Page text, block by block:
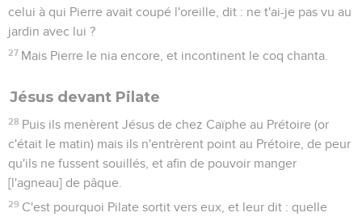
celui à qui Pierre avait coupé l'oreille, dit : ne t'ai-je pas vu au
jardin avec lui ?
27 Mais Pierre le nia encore, et incontinent le coq chanta.
Jésus devant Pilate
28 Puis ils menèrent Jésus de chez Caïphe au Prétoire (or
c'était le matin) mais ils n'entrèrent point au Prétoire, de peur
qu'ils ne fussent souillés, et afin de pouvoir manger
[l'agneau] de pâque.
29 C'est pourquoi Pilate sortit vers eux, et leur dit : quelle